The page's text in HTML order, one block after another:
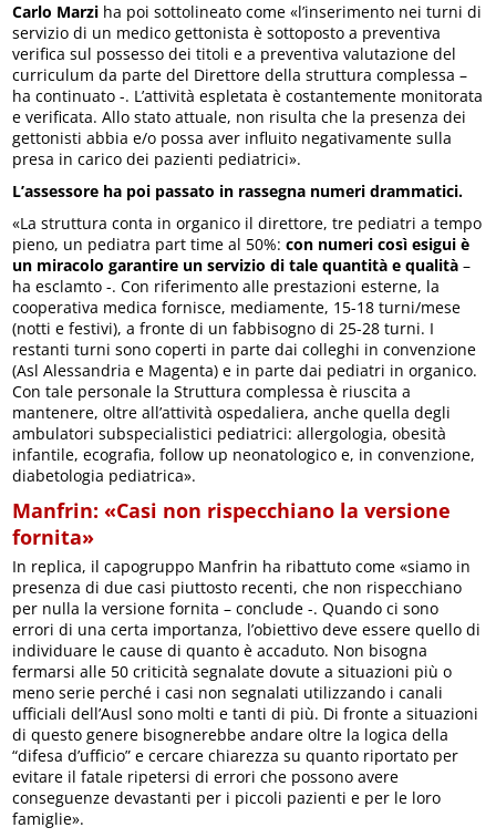
Carlo Marzi ha poi sottolineato come «l’inserimento nei turni di
servizio di un medico gettonista è sottoposto a preventiva
verifica sul possesso dei titoli e a preventiva valutazione del
curriculum da parte del Direttore della struttura complessa –
ha continuato -. L’attività espletata è costantemente monitorata
e verificata. Allo stato attuale, non risulta che la presenza dei
gettonisti abbia e/o possa aver influito negativamente sulla
presa in carico dei pazienti pediatrici».
L’assessore ha poi passato in rassegna numeri drammatici.
«La struttura conta in organico il direttore, tre pediatri a tempo
pieno, un pediatra part time al 50%:con numeri così esigui è
un miracolo garantire un servizio di tale quantità e qualità –
ha esclamto -. Con riferimento alle prestazioni esterne, la
cooperativa medica fornisce, mediamente, 15-18 turni/mese
(notti e festivi), a fronte di un fabbisogno di 25-28 turni. I
restanti turni sono coperti in parte dai colleghi in convenzione
(Asl Alessandria e Magenta) e in parte dai pediatri in organico.
Con tale personale la Struttura complessa è riuscita a
mantenere, oltre all’attività ospedaliera, anche quella degli
ambulatori subspecialistici pediatrici: allergologia, obesità
infantile, ecografia, follow up neonatologico e, in convenzione,
diabetologia pediatrica».
Manfrin: «Casi non rispecchiano la versione
fornita»
In replica, il capogruppo Manfrin ha ribattuto come «siamo in
presenza di due casi piuttosto recenti, che non rispecchiano
per nulla la versione fornita – conclude -. Quando ci sono
errori di una certa importanza, l’obiettivo deve essere quello di
individuare le cause di quanto è accaduto. Non bisogna
fermarsi alle 50 criticità segnalate dovute a situazioni più o
meno serie perché i casi non segnalati utilizzando i canali
ufficiali dell’Ausl sono molti e tanti di più. Di fronte a situazioni
di questo genere bisognerebbe andare oltre la logica della
“difesa d’ufficio” e cercare chiarezza su quanto riportato per
evitare il fatale ripetersi di errori che possono avere
conseguenze devastanti per i piccoli pazienti e per le loro
famiglie».